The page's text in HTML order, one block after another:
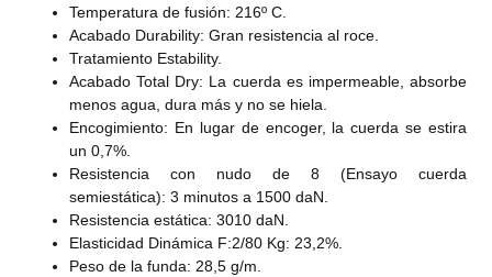
Temperatura de fusión: 216º C.
Acabado Durability: Gran resistencia al roce.
Tratamiento Estability.
Acabado Total Dry: La cuerda es impermeable, absorbe
menos agua, dura más y no se hiela.
Encogimiento: En lugar de encoger, la cuerda se estira
un 0,7%.
Resistencia con nudo de 8 (Ensayo cuerda
semiestática): 3 minutos a 1500 daN.
Resistencia estática: 3010 daN.
Elasticidad Dinámica F:2/80 Kg: 23,2%.
Peso de la funda: 28,5 g/m.